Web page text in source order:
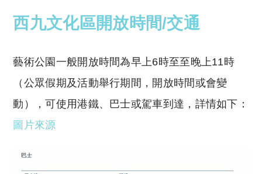
西九文化區開放時間/交通
藝術公園一般開放時間為早上6時至至晚上11時
（公眾假期及活動舉行期間，開放時間或會變
動），可使用港鐵、巴士或駕車到達，詳情如下：
圖片來源